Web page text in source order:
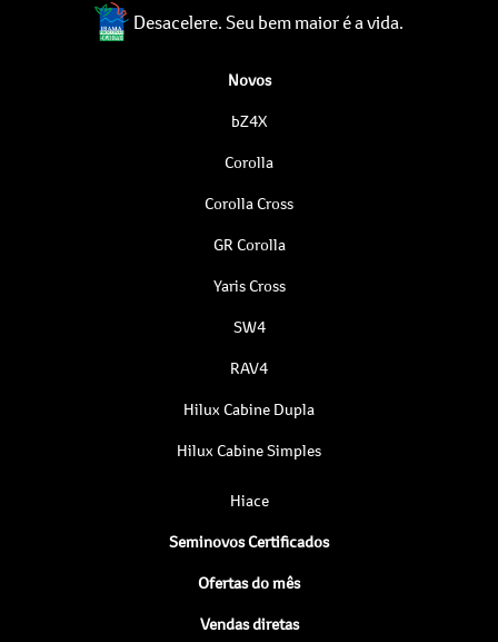
Desacelere. Seu bem maior é a vida.
Novos
bZ4X
Corolla
Corolla Cross
GR Corolla
Yaris Cross
SW4
RAV4
Hilux Cabine Dupla
Hilux Cabine Simples
Hiace
Seminovos Certificados
Ofertas do mês
Vendas diretas